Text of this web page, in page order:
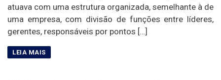
atuava com uma estrutura organizada, semelhante à de
uma empresa, com divisão de funções entre líderes,
gerentes, responsáveis por pontos […]